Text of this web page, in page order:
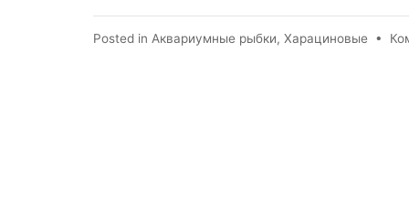
Posted in Аквариумные рыбки, Харациновые •